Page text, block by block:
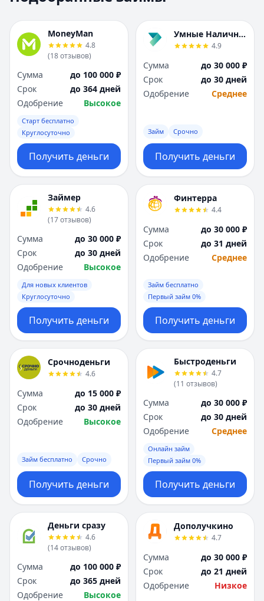
Н
Набережные Челны
Новокузнецк
Новосибирск
О
П
Пенза
Пермь
Р
Ростов-на-Дону
Рязань
Самара
Санкт-Петербург
Сочи
Сургут
Т
Тверь
Тольятти
Томск
Тула
Ульяновск
Уфа
Х
Хабаровск
Чебоксары
Челябинск
Чита
Я
Вся Россия
Н
Набережные
Новокузнецк
Новосибирск
О
П
Пенза
Пермь
Р
Ростов-на-Дону
Рязань
Самара
Санкт-Петербург
Сочи
Сургут
Т
Тверь
Тольятти
Томск
Тула
Ульяновск
Уфа
Х
Хабаровск
Чебоксары
Челябинск
Чита
Я
Вся Россия
MoneyMan
4.8
(18отзывов)
Сумма
до 100 000 ₽
Срок
до 364 дней
Одобрение
Высокое
Старт бесплатно
Круглосуточно
Получить деньги
Умные Наличные
4.9
Сумма
до 30 000 ₽
Срок
до 30 дней
Одобрение
Среднее
Займ Срочно
Получить деньги
Займер
4.6
(17отзывов)
Сумма
до 30 000 ₽
Срок
до 30 дней
Одобрение
Высокое
Для новых клиентов
Круглосуточно
Получить деньги
Финтерра
4.4
Сумма
до 30 000 ₽
Срок
до 31 дней
Одобрение
Среднее
Займ бесплатно
Первый займ 0%
Получить деньги
Срочноденьги
4.6
Сумма
до 15 000 ₽
Срок
до 30 дней
Одобрение
Высокое
Займ бесплатно Срочно
Получить деньги
Быстроденьги
4.7
(11 отзывов)
Сумма
до 30 000 ₽
Срок
до 30 дней
Одобрение
Среднее
Онлайн займ
Первый займ 0%
Получить деньги
Деньги сразу
4.6
(14отзывов)
Сумма
до 100 000 ₽
Срок
до 365 дней
Одобрение
Высокое
Дополучкино
4.7
Сумма
до 30 000 ₽
Срок
до 21 дней
Одобрение
Низкое